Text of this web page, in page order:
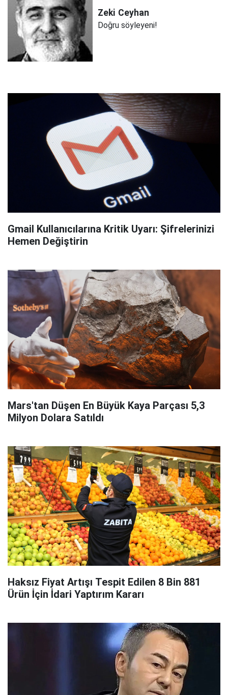
Zeki Ceyhan
Doğru söyleyeni!
Gmail Kullanıcılarına Kritik Uyarı: Şifrelerinizi
Hemen Değiştirin
Mars'tan Düşen En Büyük Kaya Parçası 5,3
Milyon Dolara Satıldı
Haksız Fiyat Artışı Tespit Edilen 8 Bin 881
Ürün İçin İdari Yaptırım Kararı